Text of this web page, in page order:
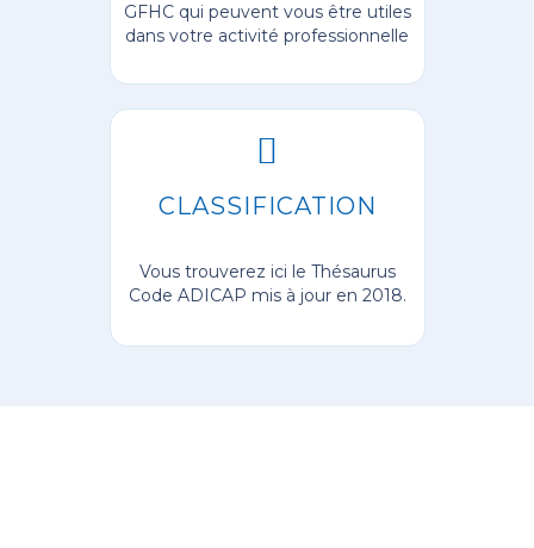
GFHC qui peuvent vous être utiles
dans votre activité professionnelle
CLASSIFICATION
Vous trouverez ici le Thésaurus
Code ADICAP mis à jour en 2018.